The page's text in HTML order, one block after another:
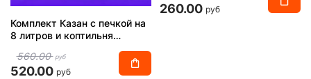
Комплект Казан с печкой на
8 литров и коптильня
"Суперкомплект"
560.00 руб
520.00 руб
260.00 руб